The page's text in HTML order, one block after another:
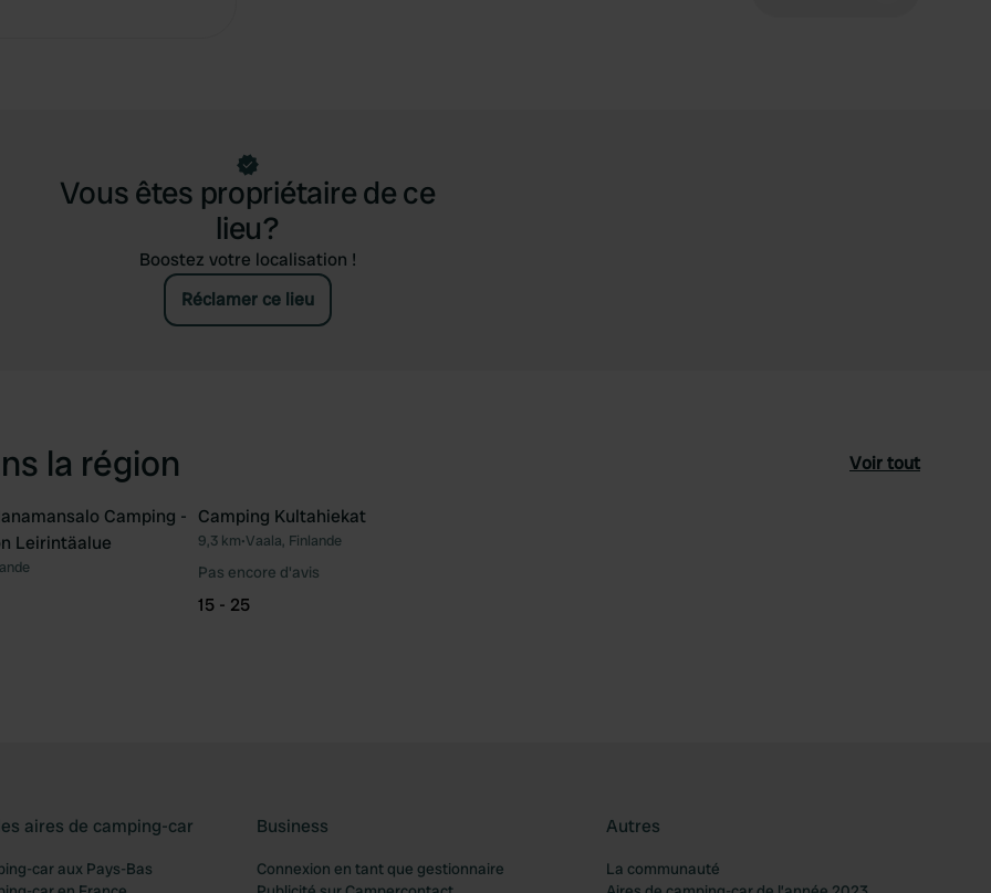
Vous êtes propriétaire de ce
lieu?
Boostez votre localisation !
Réclamer ce lieu
la région Voir tout
Préféré
Camping -
Leirintäalue
Camping Kultahiekat
9,3 km•Vaala, Finlande
Pas encore d'avis
15 - 25
aires de camping-car
car aux Pays-Bas
Business
Connexion en tant que gestionnaire
Autres
La communauté